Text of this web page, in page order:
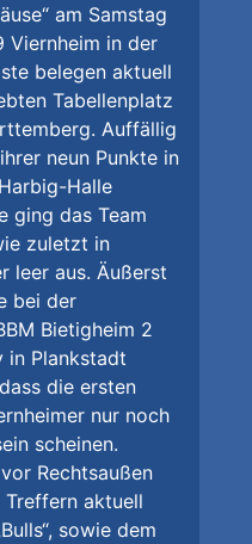
am Samstag
Viernheim in der
belegen aktuell
Tabellenplatz
Auffällig
neun Punkte in
Halle
ging das Team
zuletzt in
leer aus. Äußerst
bei der
Bietigheim 2
in Plankstadt
die ersten
nur noch
scheinen.
Rechtsaußen
aktuell
sowie dem